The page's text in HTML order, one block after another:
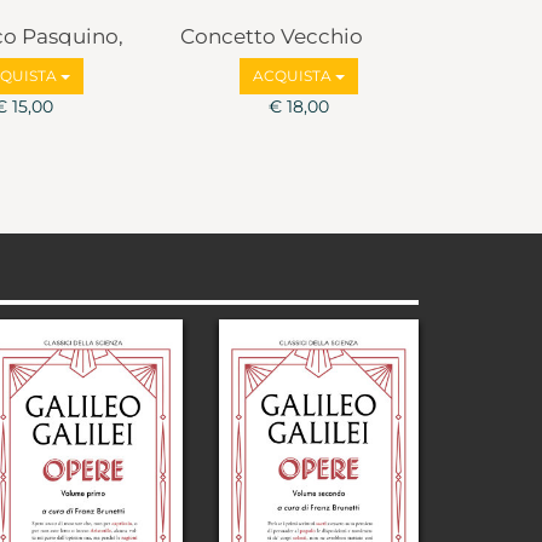
Pasquino,
15,00
Concetto Vecchio
ACQUISTA
€ 18,00